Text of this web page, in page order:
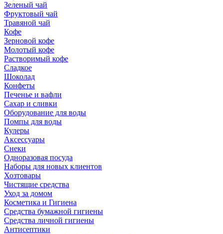
Зеленый чай
Фруктовый чай
Травяной чай
Кофе
Зерновой кофе
Молотый кофе
Растворимый кофе
Сладкое
Шоколад
Конфеты
Печенье и вафли
Сахар и сливки
Оборудование для воды
Помпы для воды
Кулеры
Аксессуары
Снеки
Одноразовая посуда
Наборы для новых клиентов
Хозтовары
Чистящие средства
Уход за домом
Косметика и Гигиена
Средства бумажной гигиены
Средства личной гигиены
Антисептики